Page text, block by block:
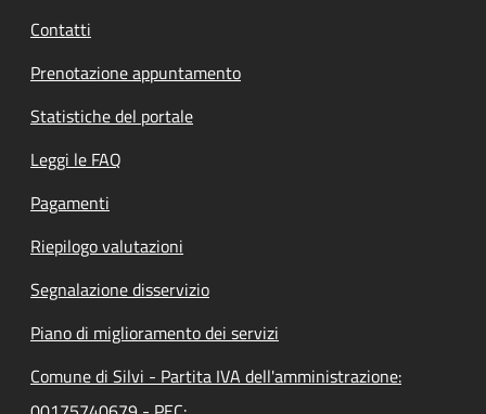
Contatti
Prenotazione appuntamento
Statistiche del portale
Leggi le FAQ
Pagamenti
Riepilogo valutazioni
Segnalazione disservizio
Piano di miglioramento dei servizi
Comune di Silvi - Partita IVA dell'amministrazione: